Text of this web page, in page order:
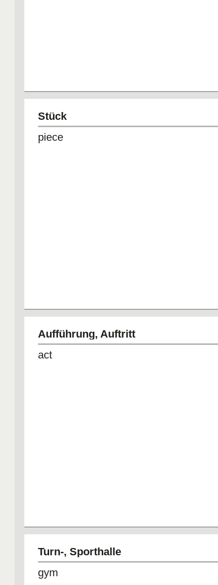
Stück
piece
Aufführung, Auftritt
act
Turn-, Sporthalle
gym